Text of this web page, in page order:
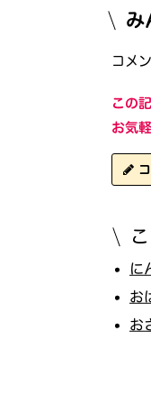
み
コメ
この
お気
に
お
お